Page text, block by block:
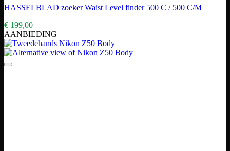
HASSELBLAD zoeker Waist Level finder 500 C / 500 C/M
€ 199,00
AANBIEDING